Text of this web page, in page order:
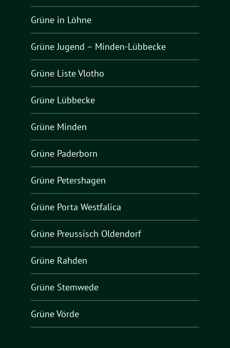
Grüne in Löhne
Grüne Jugend – Minden-Lübbecke
Grüne Liste Vlotho
Grüne Lübbecke
Grüne Minden
Grüne Paderborn
Grüne Petershagen
Grüne Porta Westfalica
Grüne Preussisch Oldendorf
Grüne Rahden
Grüne Stemwede
Grüne Vörde